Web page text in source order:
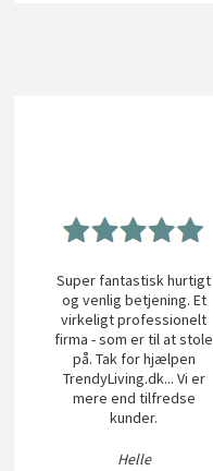
Super fantastisk hurtigt
og venlig betjening. Et
virkeligt professionelt
firma - som er til at stole
på. Tak for hjælpen
TrendyLiving.dk... Vi er
mere end tilfredse
kunder.
Helle